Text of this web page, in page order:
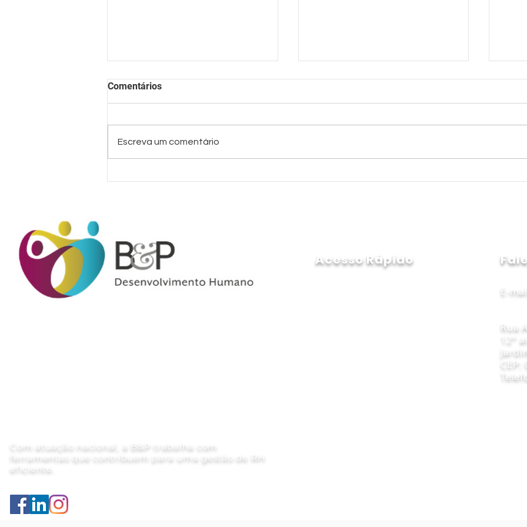
Comentários
Escreva um comentário
Acesso Rápido
E-
Rua
12°
Com atuação nacional, a B&P trabalha com
ferramentas que contribuem para uma gestão de RH
eficiente.